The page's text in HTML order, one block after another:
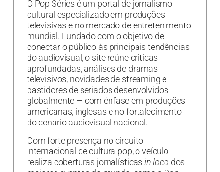
O Pop Séries é um portal de jornalismo
cultural especializado em produções
televisivas e no mercado de entretenimento
mundial. Fundado com o objetivo de
conectar o público às principais tendências
do audiovisual, o site reúne críticas
aprofundadas, análises de dramas
televisivos, novidades de streaming e
bastidores de seriados desenvolvidos
globalmente — com ênfase em produções
americanas, inglesas e no fortalecimento
do cenário audiovisual nacional.
Com forte presença no circuito
internacional de cultura pop, o veículo
realiza coberturas jornalísticas in loco dos